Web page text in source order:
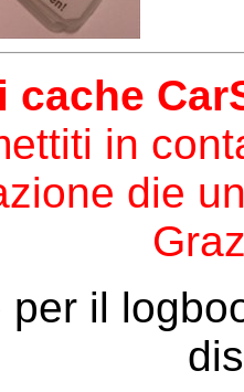
cache
in
die
per il